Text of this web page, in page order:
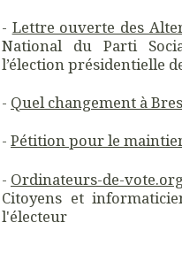
- Lettre ouverte des
National du Parti
l’élection présidentielle
- Quel changement à
- Pétition pour le
- Ordinateurs-de-
Citoyens et
l'électeur